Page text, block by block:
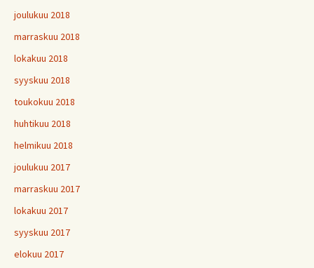
joulukuu 2018
marraskuu 2018
lokakuu 2018
syyskuu 2018
toukokuu 2018
huhtikuu 2018
helmikuu 2018
joulukuu 2017
marraskuu 2017
lokakuu 2017
syyskuu 2017
elokuu 2017